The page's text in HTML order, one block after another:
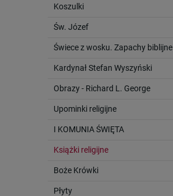
Koszulki
Św. Józef
Świece z wosku. Zapachy biblijne
Kardynał Stefan Wyszyński
Obrazy - Richard L. George
Upominki religijne
I KOMUNIA ŚWIĘTA
Książki religijne
Boże Krówki
Płyty